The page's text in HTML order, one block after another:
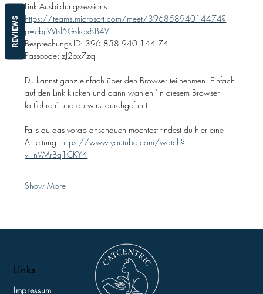
Link Ausbildungssessions:
https://teams.microsoft.com/meet/39685894014474?
p=ebiJWtsl5Gskax8B4V
Besprechungs-ID: 396 858 940 144 74
Passcode: zJ2ox7zq
Du kannst ganz einfach über den Browser teilnehmen. Einfach
auf den Link klicken und dann wählen "In diesem Browser
fortfahren" und du wirst durchgeführt.
Falls du das vorab anschauen möchtest findest du hier eine
Anleitung: https://www.youtube.com/watch?
v=nVMrBq1CKY4
Show More
Links
Impressum
REVIEWS